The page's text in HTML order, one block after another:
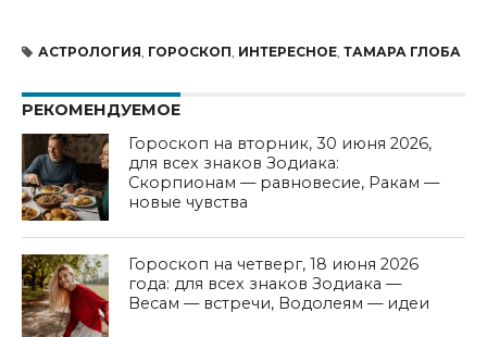
АСТРОЛОГИЯ, ГОРОСКОП, ИНТЕРЕСНОЕ, ТАМАРА ГЛОБА
РЕКОМЕНДУЕМОЕ
Гороскоп на вторник, 30 июня 2026,
для всех знаков Зодиака:
Скорпионам — равновесие, Ракам —
новые чувства
Гороскоп на четверг, 18 июня 2026
года: для всех знаков Зодиака —
Весам — встречи, Водолеям — идеи